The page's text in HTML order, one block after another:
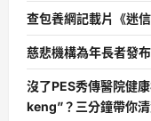
查包養網記載片《迷
慈悲機構為年長者發
沒了PES秀傳醫院健
keng”？三分鐘帶你